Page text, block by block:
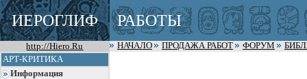
ИЕРОГЛИФ РАБОТЫ
http://Hiero.Ru НАЧАЛО ПРОДАЖА РАБОТ ФОРУМ
АРТ-КРИТИКА
Информация